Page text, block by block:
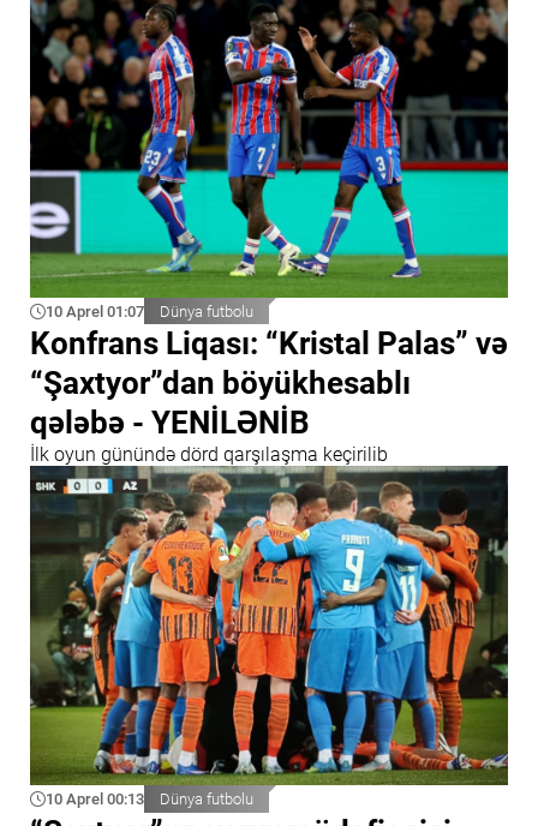
10 Aprel 01:07 Dünya futbolu
Konfrans Liqası: “Kristal Palas” və
“Şaxtyor”dan böyükhesablı
qələbə - YENİLƏNİB
İlk oyun günündə dörd qarşılaşma keçirilib
10 Aprel 00:13 Dünya futbolu